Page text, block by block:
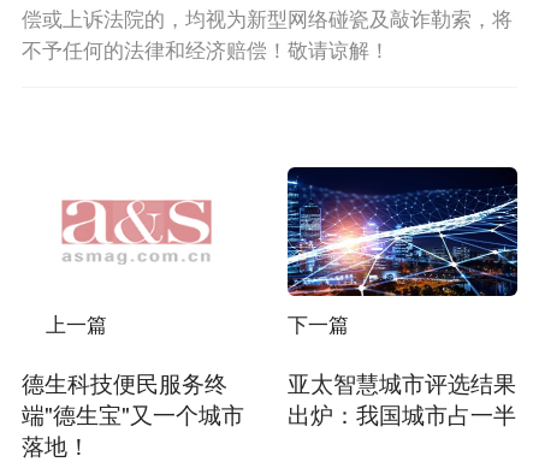
偿或上诉法院的，均视为新型网络碰瓷及敲诈勒索，将
不予任何的法律和经济赔偿！敬请谅解！
上一篇
德生科技便民服务终
端"德生宝"又一个城市
落地！
下一篇
亚太智慧城市评选结果
出炉：我国城市占一半